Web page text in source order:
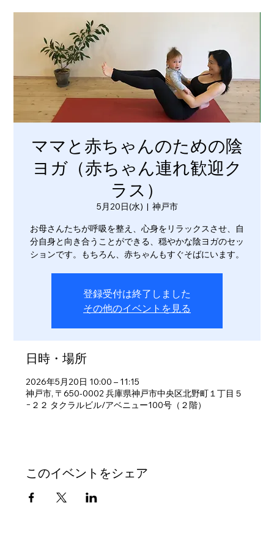
ママと赤ちゃんのための陰
ヨガ（赤ちゃん連れ歓迎ク
ラス）
5月20日(水)
  |
神戸市
お母さんたちが呼吸を整え、心身をリラックスさせ、自
分自身と向き合うことができる、穏やかな陰ヨガのセッ
ションです。もちろん、赤ちゃんもすぐそばにいます。
登録受付は終了しました
その他のイベントを見る
日時・場所
2026年5月20日 10:00 – 11:15
神戸市, 〒650-0002 兵庫県神戸市中央区北野町１丁目５
−２２ タクラルビル/アベニュー100号（２階）
このイベントをシェア